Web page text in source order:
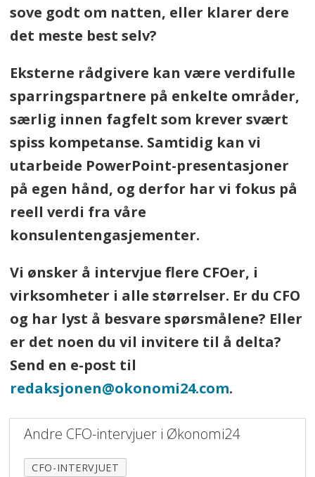
sove godt om natten, eller klarer dere
det meste best selv?
Eksterne rådgivere kan være verdifulle
sparringspartnere på enkelte områder,
særlig innen fagfelt som krever svært
spiss kompetanse. Samtidig kan vi
utarbeide PowerPoint-presentasjoner
på egen hånd, og derfor har vi fokus på
reell verdi fra våre
konsulentengasjementer.
Vi ønsker å intervjue flere CFOer, i
virksomheter i alle størrelser. Er du CFO
og har lyst å besvare spørsmålene? Eller
er det noen du vil invitere til å delta?
Send en e-post til
redaksjonen@okonomi24.com.
Andre CFO-intervjuer i Økonomi24
CFO-INTERVJUET